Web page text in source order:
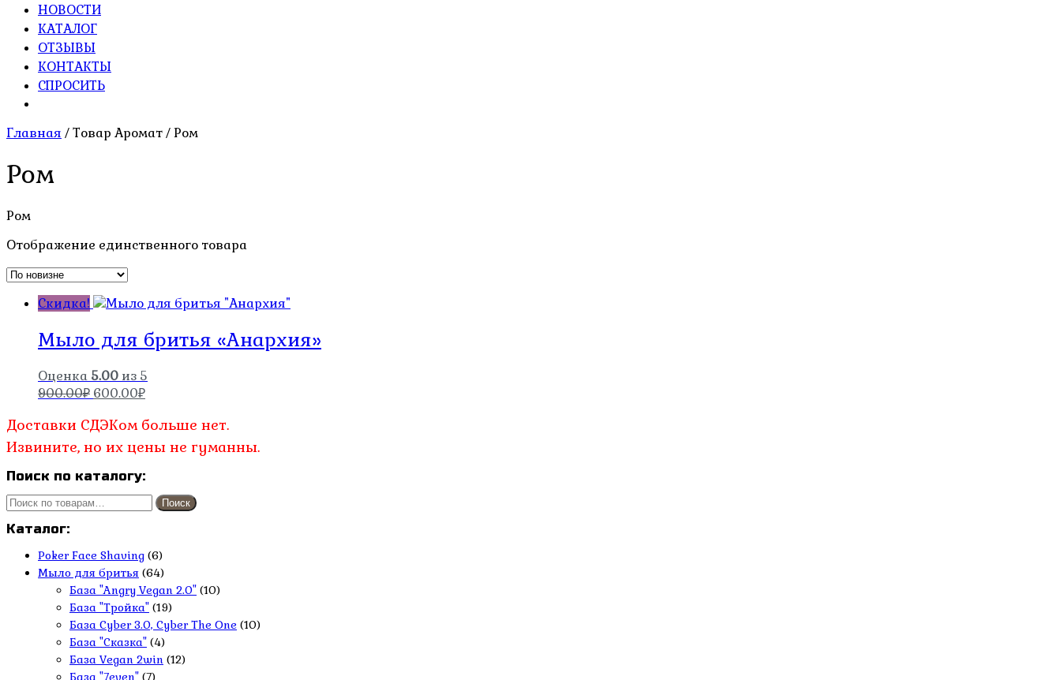
НОВОСТИ
КАТАЛОГ
ОТЗЫВЫ
КОНТАКТЫ
СПРОСИТЬ
Главная / Товар Аромат / Ром
Ром
Ром
Отображение единственного товара
Скидка!
Мыло для бритья «Анархия»
Оценка 5.00 из 5
900.00₽ Первоначальная
составляла
900.00₽.
600.00₽Текущая
600.00₽.
Доставки СДЭКом больше нет.
Извините, но их цены не гуманны.
Поиск по каталогу:
Искать: Поиск
Каталог:
Poker Face Shaving (6)
Мыло для бритья (64)
База "Angry Vegan 2.0" (10)
База "Тройка" (19)
База Cyber 3.0, Cyber The One (10)
База "Сказка" (4)
База Vegan 2win (12)
База "7even" (7)